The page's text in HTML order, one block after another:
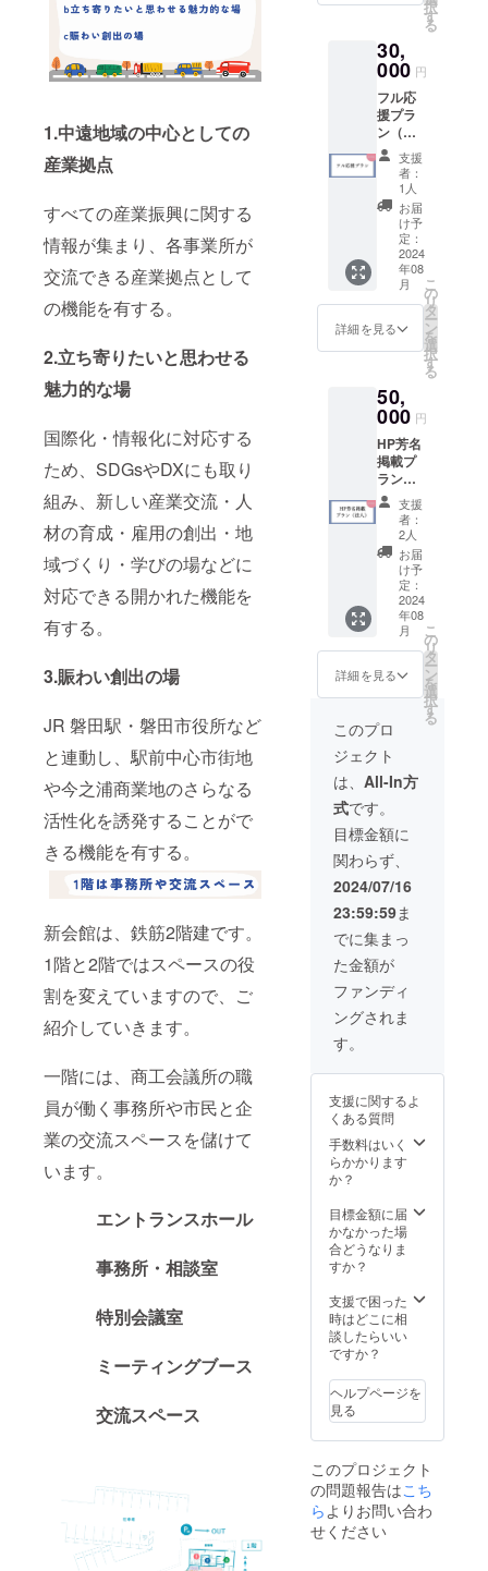
1.中遠地域の中心としての
産業拠点
すべての産業振興に関する
情報が集まり、各事業所が
交流できる産業拠点として
の機能を有する。
2.立ち寄りたいと思わせる
魅力的な場
国際化・情報化に対応する
ため、SDGsやDXにも取り
組み、新しい産業交流・人
材の育成・雇用の創出・地
域づくり・学びの場などに
対応できる開かれた機能を
有する。
3.賑わい創出の場
JR 磐田駅・磐田市役所など
と連動し、駅前中心市街地
や今之浦商業地のさらなる
活性化を誘発することがで
きる機能を有する。
新会館は、鉄筋2階建です。
1階と2階ではスペースの役
割を変えていますので、ご
紹介していきます。
一階には、商工会議所の職
員が働く事務所や市民と企
業の交流スペースを儲けて
います。
エントランスホール
事務所・相談室
特別会議室
ミーティングブース
交流スペース
は磐田
商工会
議所で
す。実
施場所
までの
交通費
は支援
者でご
負担く
ださ
い。
2024年
7月から
7月まで
掲載 ・
掲載方
法：文
字のみ
限：
2025年
3月末ま
で
択
す
る
30,
000 円
フル応
援プラ
ン（お
礼メー
ル、ク
リア
ファイ
ル、セ
ミナー
受講
券、個
人芳名
掲載）
詳細 ・
お礼の
上げま
す。 ・
新会館
クリア
ファイ
ルセッ
ト 3枚
1セット
（A４サ
イズ）
・個人
芳名掲
載 磐田
商工会
議所の
ホーム
ページ
載しま
載期
間：
2024年
7月から
2026年
7月。
ご支援
いただ
に、記
載した
い氏名
を備考
欄に入
力をお
願いし
ナー受
講券 商
工会議
所非会
員の場
合は通
加費が
必要で
すが、
までの
全ての
講座に
参加で
す。 去
年は15
回開催
しまし
催例は
以下の
通りで
す。 ・
Canva
支援
者：
1人
お届
け予
定：
2024
年08
月
詳細を見る
こ
の
リ
タ
ー
ン
を
選
択
す
る
50,
000 円
HP芳名
掲載プ
ラン（※
法人
名・屋
号を掲
載ご希
望の
方） 磐
田商工
会議所
のホー
ムペー
ジに法
人名や
記載で
きるプ
ランで
す。掲
載期間
は2026
年7月ま
でとな
りま
す。 ※
芳名掲
載プラ
ンにつ
いて
は、暴
力団及
び暴力
団員並
序に反
それの
ある場
合は掲
載を拒
だきま
す。 ・
掲載期
7月から
2026年
7月まで
掲載 ・
法：文
字のみ
支援
者：
2人
お届
け予
定：
2024
年08
月
詳細を見る
こ
の
リ
タ
ー
ン
を
選
択
す
る
このプロ
ジェクト
は、 All-In方
式です。
目標金額に
関わらず、
2024/07/16
23:59:59ま
でに集まっ
た金額が
ファンディ
ングされま
す。
支援に関するよ
くある質問
手数料はいく
らかかります
か？
目標金額に届
かなかった場
合どうなりま
すか？
支援で困った
時はどこに相
談したらいい
ですか？
ヘルプページを
見る
このプロジェクト
の問題報告はこち
らよりお問い合わ
せください